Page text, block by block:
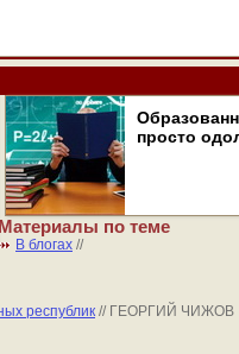
просто
Материалы по теме
В блогах //
республик // ГЕОРГИЙ ЧИЖОВ